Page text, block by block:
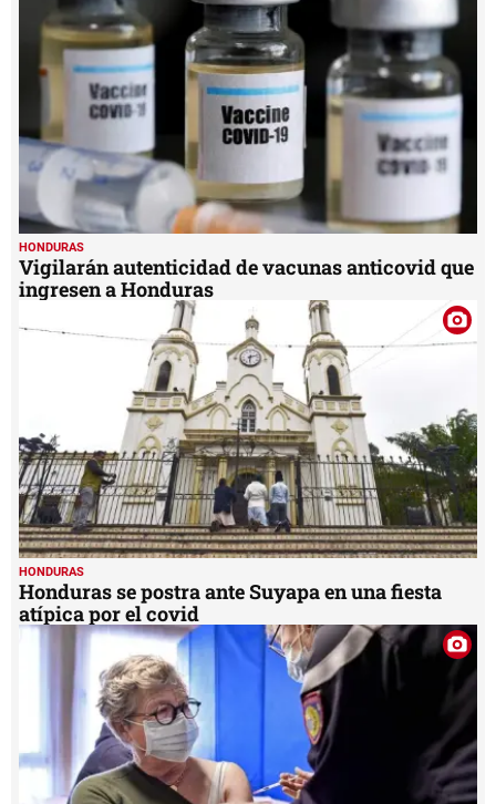
HONDURAS
Vigilarán autenticidad de vacunas anticovid que
ingresen a Honduras
HONDURAS
Honduras se postra ante Suyapa en una fiesta
atípica por el covid